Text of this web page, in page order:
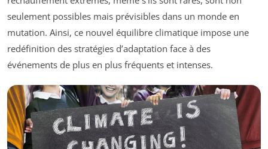
seulement possibles mais prévisibles dans un monde en
mutation. Ainsi, ce nouvel équilibre climatique impose une
redéfinition des stratégies d’adaptation face à des
événements de plus en plus fréquents et intenses.